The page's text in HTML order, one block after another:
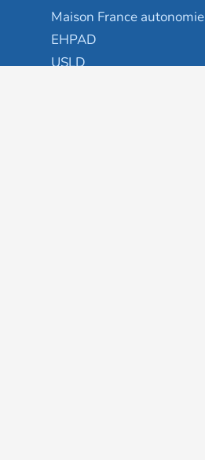
Maison France autonomie
EHPAD
USLD